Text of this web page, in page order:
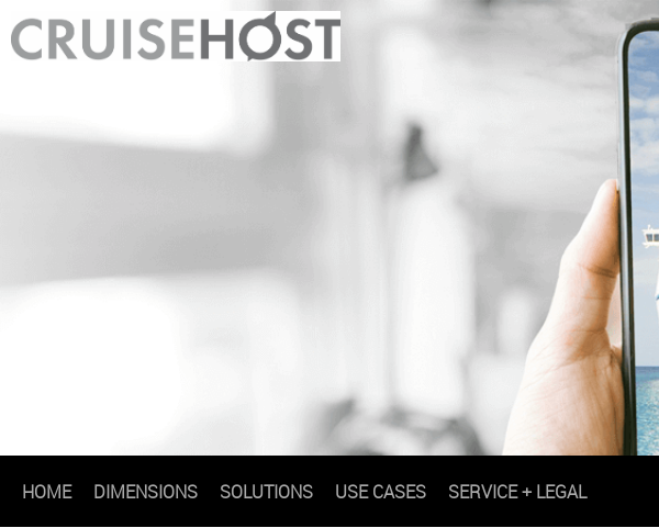
HOME DIMENSIONS SOLUTIONS USE CASES SERVICE + LEGAL